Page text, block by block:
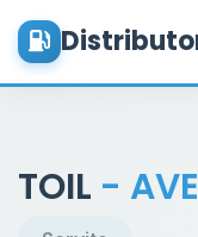
TOIL -